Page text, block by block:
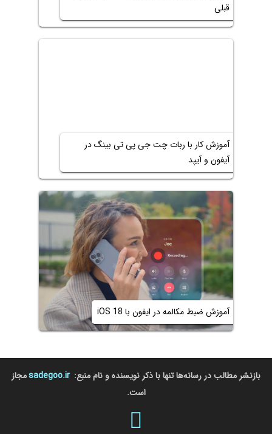
قبلی
آموزش کار با ربات چت جی پی تی بینگ در
آیفون و آیپد
آموزش ضبط مکالمه در ایفون با iOS 18
بازنشر مطالب در رسانه‌ها تنها با ذکر نویسنده و نام منبع: sadegoo.irمجاز
است.